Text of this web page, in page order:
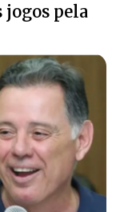
jogos pela